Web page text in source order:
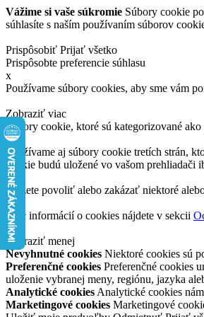
Vážime si vaše súkromie Súbory cookie
súhlasíte s naším používaním súborov
Prispôsobiť Prijať všetko
Prispôsobte preferencie súhlasu
x
Používame súbory cookies, aby sme vám
Zobraziť viac
Súbory cookie, ktoré sú kategorizované
Používame aj súbory cookie tretích strán,
cookie budú uložené vo vašom prehliadači
Môžete povoliť alebo zakázať niektoré
Viac informácií o cookies nájdete v sekcii
Zobraziť menej
Nevyhnutné cookies Niektoré cookies sú
Preferenčné cookies Preferenčné cookies
uloženie vybranej meny, regiónu, jazyka
Analytické cookies Analytické cookies
Marketingové cookies Marketingové